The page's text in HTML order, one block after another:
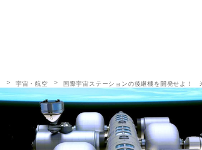
宇宙・航空 国際宇宙ステーションの後継機を開発せよ！